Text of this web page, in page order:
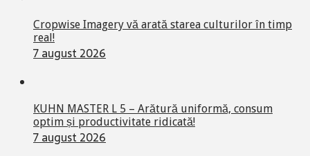
Cropwise Imagery vă arată starea culturilor în timp
real!
7 august 2026
KUHN MASTER L 5 – Arătură uniformă, consum
optim și productivitate ridicată!
7 august 2026